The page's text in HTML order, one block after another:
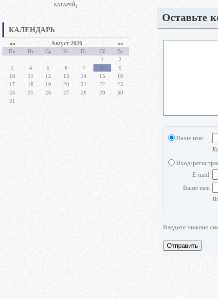
БАТАРЕЙ1
КАЛЕНДАРЬ
«« Август 2026 »»
Пн Вт Ср Чт Пт Сб
Вс
1
2
3
4 5 6 7 8
9
10
11 12 13 14 15
16
17
18 19 20 21 22
23
24
25 26 27 28 29
30
31
Оставьте
Ваше имя
Вход/
E-mail
Ваше имя
Введите нижние
Отправить